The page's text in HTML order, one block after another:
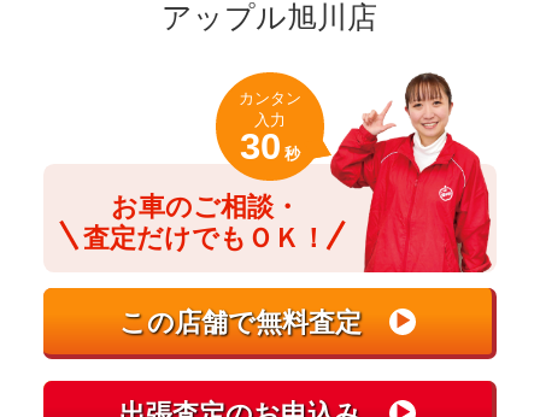
アップル旭川店
お車のご相談・
査定だけでもＯＫ！
カンタン
入力
30 秒